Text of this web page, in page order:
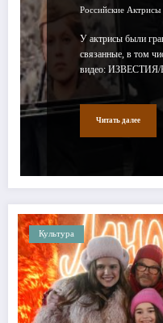
Российские Актрисы
У актрисы были
связанные, в том
видео: ИЗВЕСТИЯ/
Читать далее
Культура